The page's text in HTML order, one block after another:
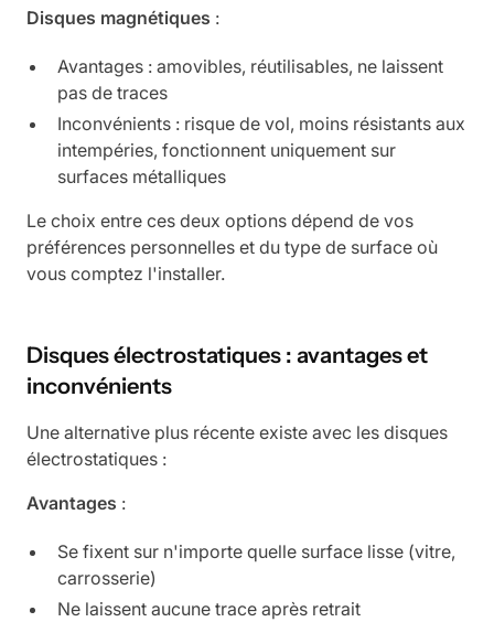
Disques magnétiques :
Avantages : amovibles, réutilisables, ne laissent
pas de traces
Inconvénients : risque de vol, moins résistants aux
intempéries, fonctionnent uniquement sur
surfaces métalliques
Le choix entre ces deux options dépend de vos
préférences personnelles et du type de surface où
vous comptez l'installer.
Disques électrostatiques : avantages et
inconvénients
Une alternative plus récente existe avec les disques
électrostatiques :
Avantages :
Se fixent sur n'importe quelle surface lisse (vitre,
carrosserie)
Ne laissent aucune trace après retrait